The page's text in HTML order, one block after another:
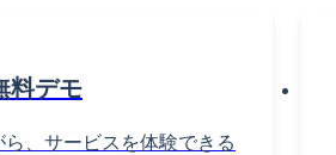
料デモ
、サービスを体験できる